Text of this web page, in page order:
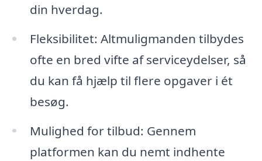
din hverdag.
Fleksibilitet: Altmuligmanden tilbydes
ofte en bred vifte af serviceydelser, så
du kan få hjælp til flere opgaver i ét
besøg.
Mulighed for tilbud: Gennem
platformen kan du nemt indhente